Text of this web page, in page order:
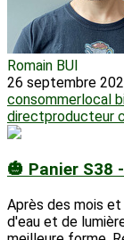
Romain BUI
26 septembre
consommerlocal
directproducteur
🎃 Panier S38
Après des mois et
d'eau et de